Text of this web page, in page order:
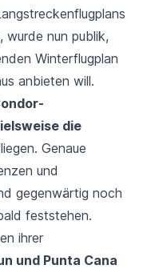
wurde nun publik,
Winterflugplan
anbieten will.
die
Genaue
und
gegenwärtig noch
feststehen.
ihrer
und Punta Cana